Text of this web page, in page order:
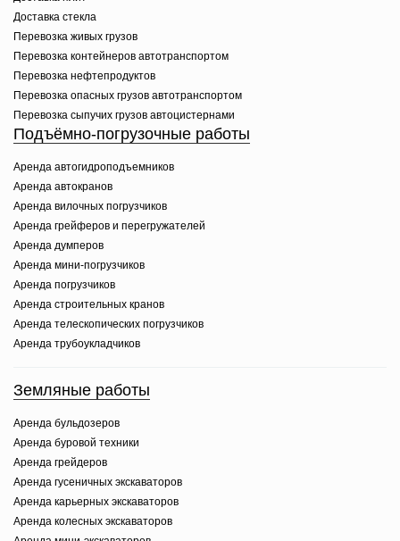
Доставка стекла
Перевозка живых грузов
Перевозка контейнеров автотранспортом
Перевозка нефтепродуктов
Перевозка опасных грузов автотранспортом
Перевозка сыпучих грузов автоцистернами
Подъёмно-погрузочные работы
Аренда автогидроподъемников
Аренда автокранов
Аренда вилочных погрузчиков
Аренда грейферов и перегружателей
Аренда думперов
Аренда мини-погрузчиков
Аренда погрузчиков
Аренда строительных кранов
Аренда телескопических погрузчиков
Аренда трубоукладчиков
Земляные работы
Аренда бульдозеров
Аренда буровой техники
Аренда грейдеров
Аренда гусеничных экскаваторов
Аренда карьерных экскаваторов
Аренда колесных экскаваторов